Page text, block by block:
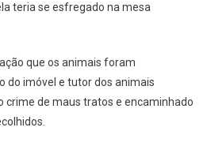
teria se esfregado na mesa
que os animais foram
do imóvel e tutor dos animais
crime de maus tratos e encaminhado